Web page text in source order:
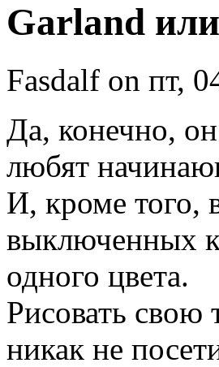
Garland
Fasdalf on пт,
Да, конечно,
любят
И, кроме того,
выключенных
одного цвета.
Рисовать свою
никак не